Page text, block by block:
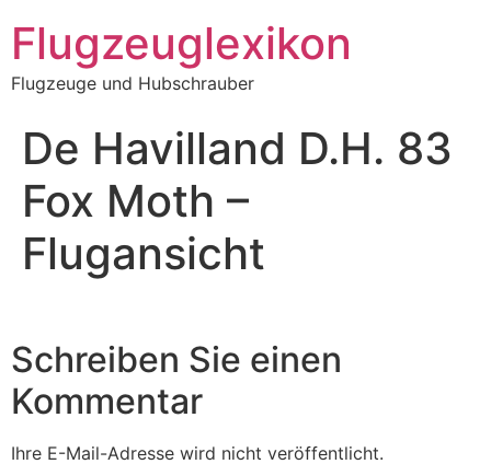
Inhalt
springen
Flugzeuglexikon
Flugzeuge und Hubschrauber
De Havilland D.H. 83
Fox Moth –
Flugansicht
Schreiben Sie einen
Kommentar
Ihre E-Mail-Adresse wird nicht veröffentlicht.